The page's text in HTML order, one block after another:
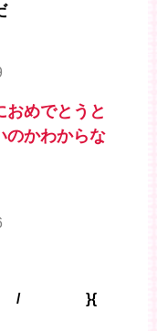
おめでとうと
のかわからな